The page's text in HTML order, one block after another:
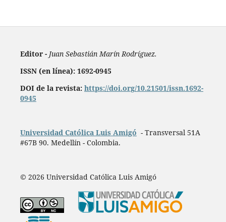
Editor - Juan Sebastián Marín Rodríguez.
ISSN (en línea): 1692-0945
DOI de la revista: https://doi.org/10.21501/issn.1692-
0945
Universidad Católica Luis Amigó - Transversal 51A
#67B 90. Medellín - Colombia.
© 2026 Universidad Católica Luis Amigó